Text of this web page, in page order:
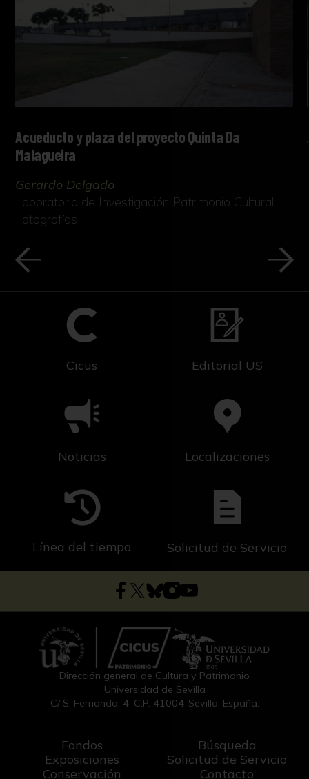
Acueducto y plaza del proyecto Quinta Da
Malagueira
Gerardo Delgado
Laboratorio de Investigación Patrimonio Cultural
Fotografías
Cicus Editorial US
Noticias Localizaciones
Línea del tiempo Solicitud de Servicio
Dirección general de Cultura y Patrimonio
Universidad de Sevilla
C/ S. Fernando, 4, C.P. 41004-Sevilla, España.
Fondos
Exposiciones
Conservación
Búsqueda
Solicitud de Servicio
Contacto